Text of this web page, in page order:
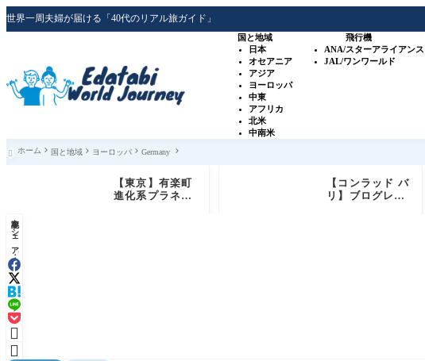
世界一周夫婦が届ける「40代のリアル旅ガイド」
国と地域
日本
オセアニア
アジア
ヨーロッパ
中東
アフリカ
北米
中南米
飛行機
ANA/スターアライアンス
JAL/ワンワールド
 ホーム 国と地域 ヨーロッパ Germany
【東京】有楽町
進化系プラネタ
【コンラッド バ
リ】ブログレビ
記事をシェア：

